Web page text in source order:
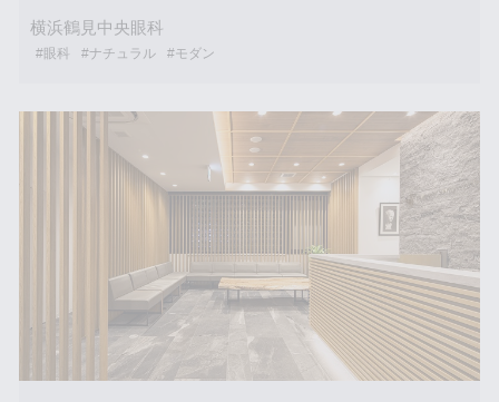
横浜鶴見中央眼科
#眼科 #ナチュラル #モダン